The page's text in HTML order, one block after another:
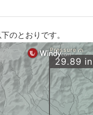
のとおりです。